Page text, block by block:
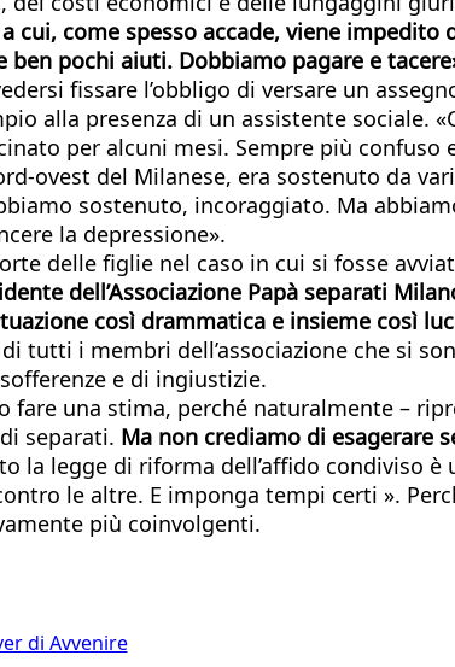
cui, come spesso accade, viene
ben pochi aiuti. Dobbiamo pagare e
fissare l’obbligo di versare un
alla presenza di un assistente sociale.
per alcuni mesi. Sempre più
ovest del Milanese, era sostenuto da
sostenuto, incoraggiato. Ma
la depressione».
delle figlie nel caso in cui si fosse
dell’Associazione Papà separati
così drammatica e insieme così
tutti i membri dell’associazione che si
e di ingiustizie.
fare una stima, perché naturalmente –
separati. Ma non crediamo di esagerare
la legge di riforma dell’affido condiviso è
le altre. E imponga tempi certi ».
più coinvolgenti.
di Avvenire